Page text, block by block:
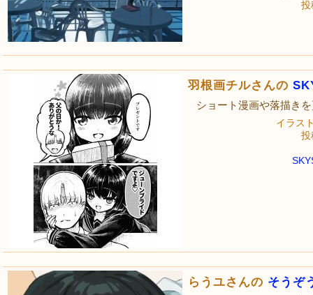
投
羽根画チルさんの
ショート漫画や落描き
イラス
投
らうユさんの そうぞ